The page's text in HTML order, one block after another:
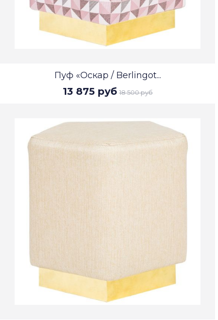
Пуф «Оскар / Berlingot...
13 875 руб 18 500 руб